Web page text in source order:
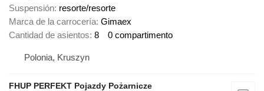
Suspensión resorte/resorte
Marca de la carrocería Gimaex
Cantidad de asientos 8 0 compartimento
Polonia, Kruszyn
FHUP PERFEKT Pojazdy Pożarnicze